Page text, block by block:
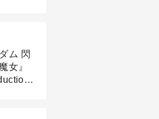
ム 閃
女』